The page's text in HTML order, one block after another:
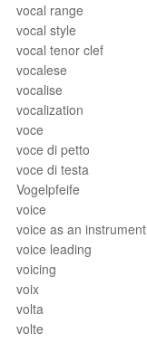
vocal range
vocal style
vocal tenor clef
vocalese
vocalise
vocalization
voce
voce di petto
voce di testa
Vogelpfeife
voice
voice as an instrument
voice leading
voicing
voix
volta
volte